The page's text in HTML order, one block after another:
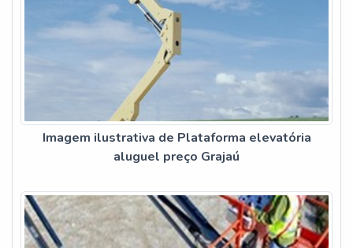
Imagem ilustrativa de Plataforma elevatória
aluguel preço Grajaú